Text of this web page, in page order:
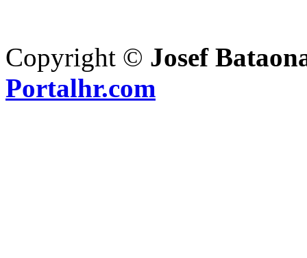
Copyright © Josef
Portalhr.com